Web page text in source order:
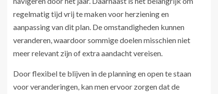
regelmatig tijd vrij te maken voor herziening en
aanpassing van dit plan. De omstandigheden kunnen
veranderen, waardoor sommige doelen misschien niet
meer relevant zijn of extra aandacht vereisen.
Door flexibel te blijven in de planning en open te staan
voor veranderingen, kan men ervoor zorgen dat de